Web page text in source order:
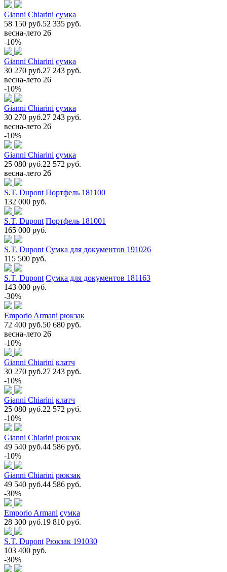
Gianni Chiarini сумка
58 150 руб.52 335 руб.
весна-лето 26
-10%
Gianni Chiarini сумка
30 270 руб.27 243 руб.
весна-лето 26
-10%
Gianni Chiarini сумка
30 270 руб.27 243 руб.
весна-лето 26
-10%
Gianni Chiarini сумка
25 080 руб.22 572 руб.
весна-лето 26
S.T. Dupont Портфель 181100
132 000 руб.
S.T. Dupont Портфель 181001
165 000 руб.
S.T. Dupont Сумка для документов 191026
115 500 руб.
S.T. Dupont Сумка для документов 181163
143 000 руб.
-30%
Emporio Armani рюкзак
72 400 руб.50 680 руб.
весна-лето 26
-10%
Gianni Chiarini клатч
30 270 руб.27 243 руб.
-10%
Gianni Chiarini клатч
25 080 руб.22 572 руб.
-10%
Gianni Chiarini рюкзак
49 540 руб.44 586 руб.
-10%
Gianni Chiarini рюкзак
49 540 руб.44 586 руб.
-30%
Emporio Armani сумка
28 300 руб.19 810 руб.
S.T. Dupont Рюкзак 191030
103 400 руб.
-30%